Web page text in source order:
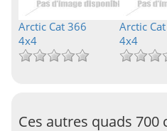
Arctic Cat 366
4x4
Arctic
4x4
Ces autres quads 700